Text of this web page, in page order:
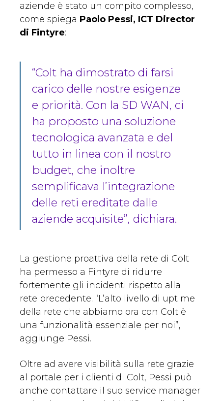
aziende è stato un compito complesso,
come spiega Paolo Pessi, ICT Director
di Fintyre:
“Colt ha dimostrato di farsi
carico delle nostre esigenze
e priorità. Con la SD WAN, ci
ha proposto una soluzione
tecnologica avanzata e del
tutto in linea con il nostro
budget, che inoltre
semplificava l’integrazione
delle reti ereditate dalle
aziende acquisite”, dichiara.
La gestione proattiva della rete di Colt
ha permesso a Fintyre di ridurre
fortemente gli incidenti rispetto alla
rete precedente. “L’alto livello di uptime
della rete che abbiamo ora con Colt è
una funzionalità essenziale per noi”,
aggiunge Pessi.
Oltre ad avere visibilità sulla rete grazie
al portale per i clienti di Colt, Pessi può
anche contattare il suo service manager